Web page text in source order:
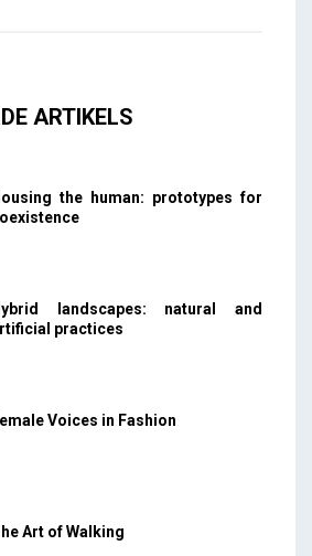
ARTIKELS
the human: prototypes for
landscapes: natural and
practices
Voices in Fashion
Art of Walking